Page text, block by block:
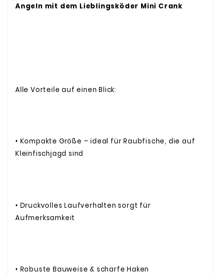
Angeln mit dem Lieblingsköder Mini Crank
Alle Vorteile auf einen Blick:
• Kompakte Größe – ideal für Raubfische, die auf
Kleinfischjagd sind
• Druckvolles Laufverhalten sorgt für
Aufmerksamkeit
• Robuste Bauweise & scharfe Haken